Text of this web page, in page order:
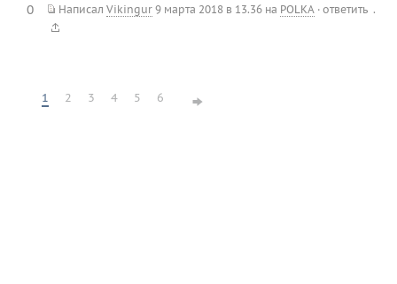
Написал Vikingur 9 марта 2018 в 13.36на POLKA · ответить .
0
1 2 3 4 5 6